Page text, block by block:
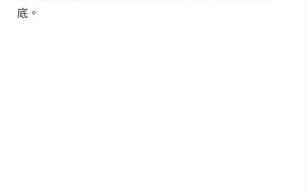
底。